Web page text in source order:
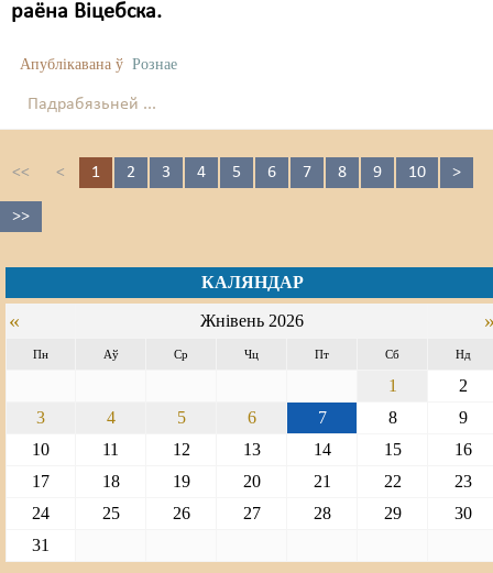
раёна Віцебска.
Апублікавана ў Рознае
Падрабязьней ...
<< < 1 2 3 4 5 6 7 8 9 10 >
>>
КАЛЯНДАР
« Жнівень 2026
Пн Аў Ср Чц Пт Сб Нд
1
2
3
4 5 6 7 8
9
10
11 12 13 14 15
16
17
18 19 20 21 22
23
24
25 26 27 28 29
30
31